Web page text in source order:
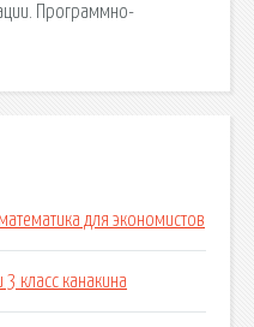
Программно-
для экономистов
3 класс канакина